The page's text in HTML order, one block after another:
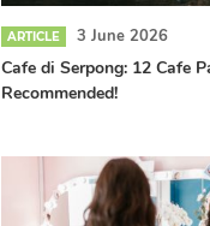
ARTICLE 3 June 2026
Cafe di Serpong: 12 Cafe
Recommended!